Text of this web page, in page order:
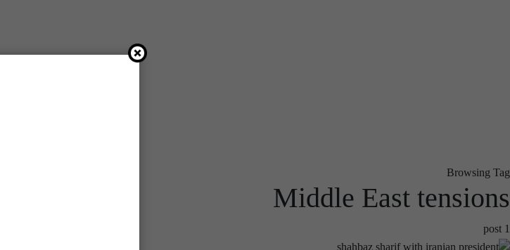
Browsing Tag
Middle East tensions
1 post